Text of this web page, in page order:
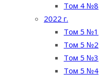
Том 4 №8
2022 г.
Том 5 №1
Том 5 №2
Том 5 №3
Том 5 №4